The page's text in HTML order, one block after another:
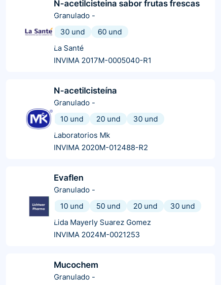
N-acetilcisteina sabor frutas frescas
Granulado -
30 und
60 und
La Santé
INVIMA 2017M-0005040-R1
N-acetilcisteína
Granulado -
10 und
20 und
30 und
Laboratorios Mk
INVIMA 2020M-012488-R2
Evaflen
Granulado -
10 und
50 und 20 und
30 und
Lida Mayerly Suarez Gomez
INVIMA 2024M-0021253
Mucochem
Granulado -